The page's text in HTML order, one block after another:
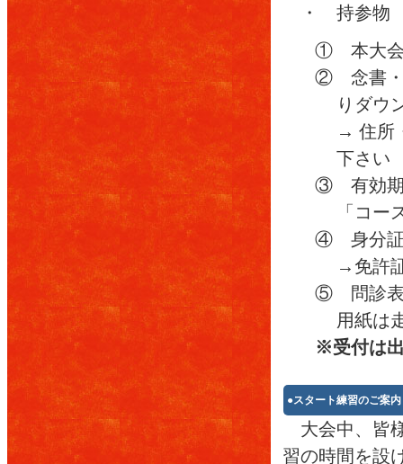
・ 持参物
① 本大会
② 念書・
りダウ
→ 住所
下さい
③ 有効期
「コ
④ 身分証
→免許
⑤ 問診
用紙は
※受付は
●スタート練習のご案内
大会中、皆
習の時間を設